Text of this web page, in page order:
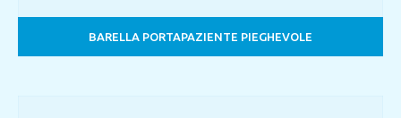
BARELLA PORTAPAZIENTE PIEGHEVOLE